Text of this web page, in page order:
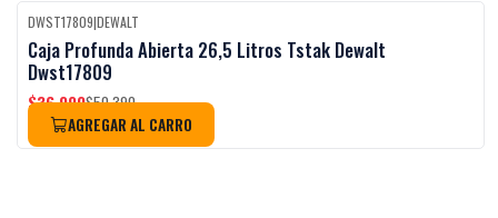
-27%OFF
DWST17809|DEWALT
Caja Profunda Abierta 26,5 Litros Tstak Dewalt
Dwst17809
$36.990$50.390
AGREGAR AL CARRO